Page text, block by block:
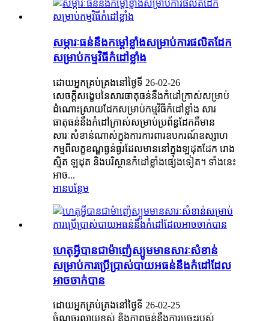
សម្ភារៈធន់នឹងកម្ដៅខ្លាំងសម្រាប់ការផលិតដែក
សម្រាប់កម្មវិធីកំដៅខ្លាំង
ដោយអ្នកគ្រប់គ្រងនៅថ្ងៃទី 26-02-26
សេចក្តីសង្ខេបនៃសារធាតុធន់នឹងកំដៅក្រាស់សម្រាប់
ដំណោះស្រាយដែកសម្រាប់កម្មវិធីកំដៅខ្លាំង សារ
ធាតុធន់នឹងកំដៅក្រាស់សម្រាប់ប្រព័ន្ធដែកគឺមាន
សារៈសំខាន់ណាស់ក្នុងការការពារឧបករណ៍ឧស្សាហ
កម្មពីលក្ខខណ្ឌធ្ងន់ធ្ងរដែលមាននៅក្នុងឡដុតដែក រោង
ស្មិត ឡដុត និងបរិស្ថានកំដៅខ្លាំងផ្សេងទៀត។ ទាំងនេះ
អាច...
អានបន្ថែម
ហេតុអ្វីបានជាម៉ាញ៉េស្យូមមានសារៈសំខាន់
សម្រាប់ការប្រើប្រាស់បាយអធន់នឹងកំដៅដែល
អាចចាក់បាន
ដោយអ្នកគ្រប់គ្រងនៅថ្ងៃទី 26-02-25
ចំណុចរលាយខ្ពស់ និងភាពធន់នឹងការច្រេះរបស់